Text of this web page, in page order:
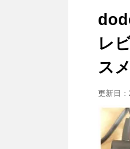
レ
スメ
更新日：